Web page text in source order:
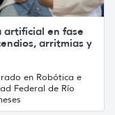
artificial en fase
arritmias y
en Robótica e
Federal de Río